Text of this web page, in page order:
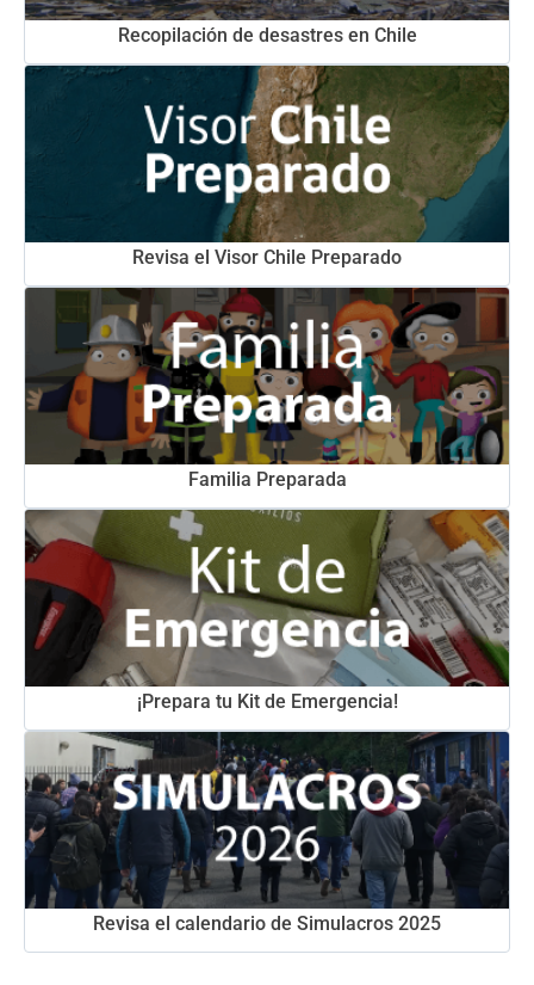
Recopilación de desastres en Chile
Revisa el Visor Chile Preparado
Familia Preparada
¡Prepara tu Kit de Emergencia!
Revisa el calendario de Simulacros 2025